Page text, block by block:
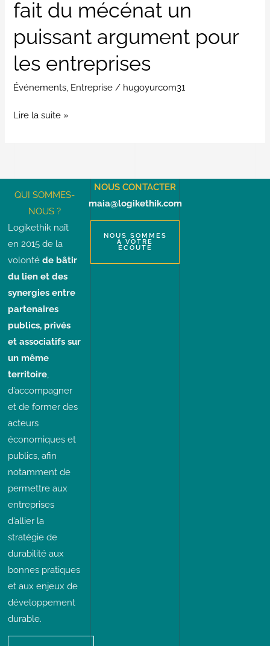
fait du mécénat un
puissant argument pour
les entreprises
Événements Entreprise / hugoyurcom31
entreprises
Lire la suite »
QUI SOMMES-
NOUS ?
Logikethik naît
en 2015 de la
volontéde bâtir
du lien et des
synergies entre
partenaires
publics, privés
et associatifs sur
un même
territoire
d’accompagner
et de former des
acteurs
économiques et
publics, afin
notamment de
permettre aux
entreprises
d’allier la
stratégie de
durabilité aux
bonnes pratiques
et aux enjeux de
développement
durable.
NOUS CONTACTER
maia@logikethik.com
NOUS SOMMES
À VOTRE
ÉCOUTE